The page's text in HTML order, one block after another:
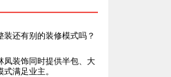
装还有别的装修模式吗？
凤装饰同时提供半包、大
满足业主。